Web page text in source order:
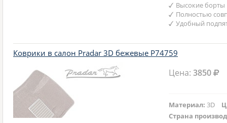
Высокие борты
Полностью
Удобный
Коврики в салон Pradar 3D бежевые P74759
Цена:3850
Материал:3D
Страна